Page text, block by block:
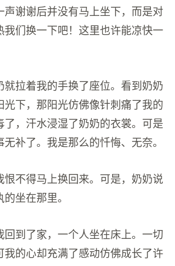
声谢谢后并没有马上坐下，而是对
我们换一下吧！这里也许能凉快一
就拉着我的手换了座位。看到奶奶
光下，那阳光仿佛像针刺痛了我的
了，汗水浸湿了奶奶的衣裳。可是
补了。我是那么的忏悔、无奈。
恨不得马上换回来。可是，奶奶说
坐在那里。
回到了家，一个人坐在床上。一切
我的心却充满了感动仿佛成长了许